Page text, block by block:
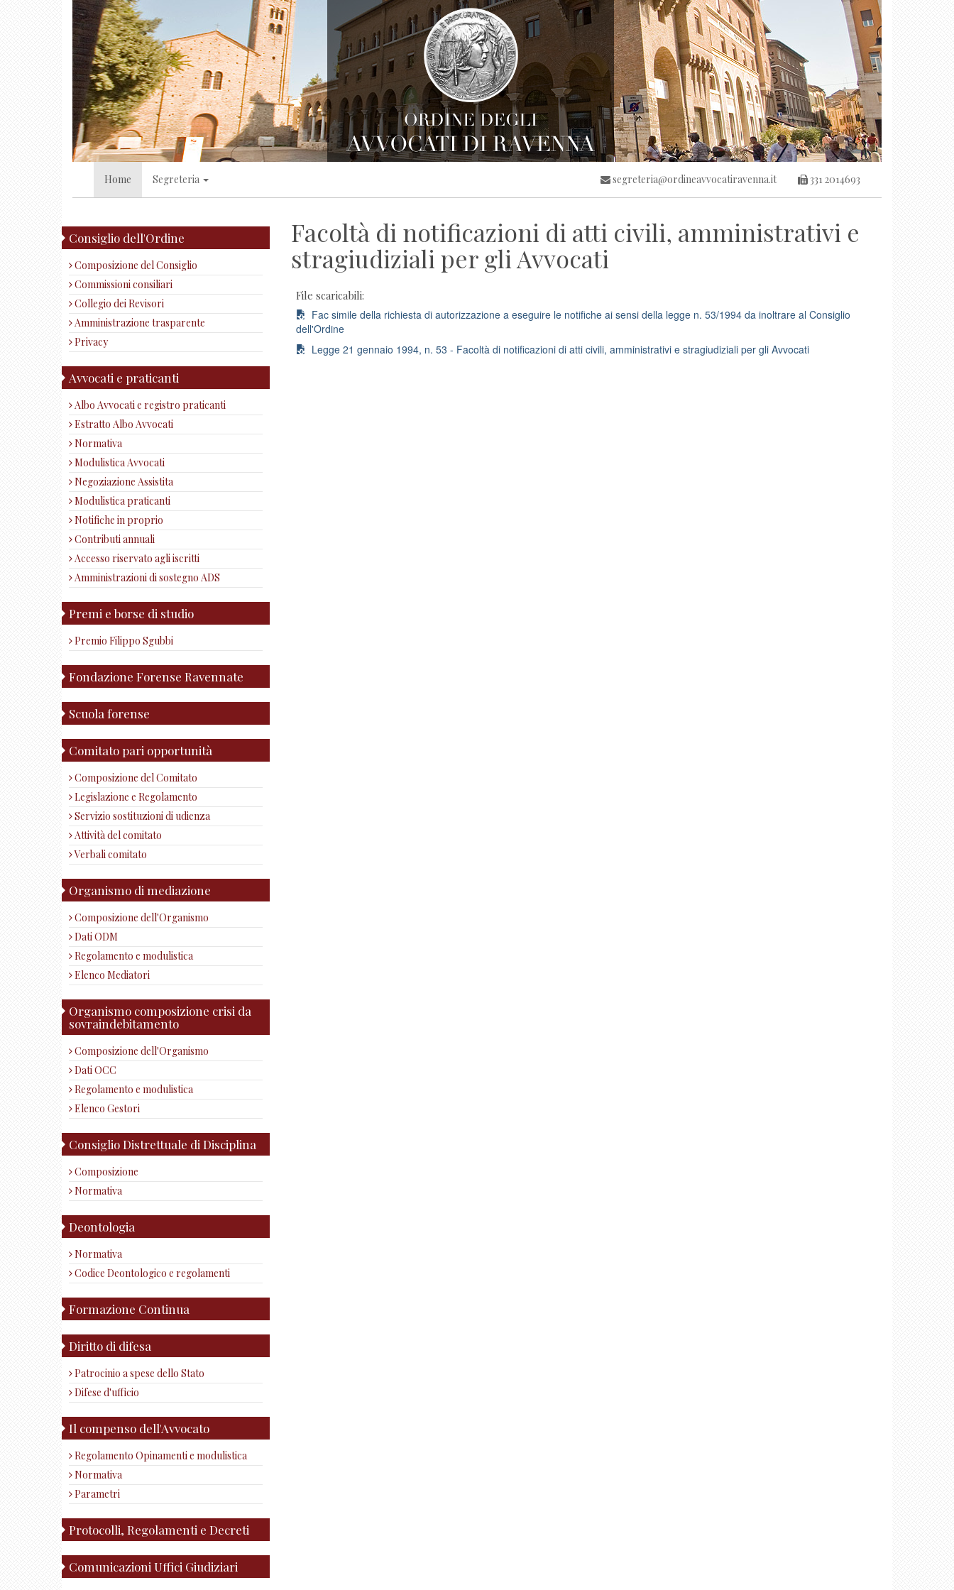
Home Segreteria segreteria@ordineavvocatiravenna.it 331 2014693
Consiglio dell'Ordine
Composizione del Consiglio
Commissioni consiliari
Collegio dei Revisori
Amministrazione trasparente
Privacy
Avvocati e praticanti
Albo Avvocati e registro praticanti
Estratto Albo Avvocati
Normativa
Modulistica Avvocati
Negoziazione Assistita
Modulistica praticanti
Notifiche in proprio
Contributi annuali
Accesso riservato agli iscritti
Amministrazioni di sostegno ADS
Premi e borse di studio
Premio Filippo Sgubbi
Fondazione Forense Ravennate
Scuola forense
Comitato pari opportunità
Composizione del Comitato
Legislazione e Regolamento
Servizio sostituzioni di udienza
Attività del comitato
Verbali comitato
Organismo di mediazione
Composizione dell'Organismo
Dati ODM
Regolamento e modulistica
Elenco Mediatori
Organismo composizione crisi da
sovraindebitamento
Composizione dell'Organismo
Dati OCC
Regolamento e modulistica
Elenco Gestori
Consiglio Distrettuale di Disciplina
Composizione
Normativa
Deontologia
Normativa
Codice Deontologico e regolamenti
Formazione Continua
Diritto di difesa
Patrocinio a spese dello Stato
Difese d'ufficio
Il compenso dell'Avvocato
Regolamento Opinamenti e modulistica
Normativa
Parametri
Protocolli, Regolamenti e Decreti
Comunicazioni Uffici Giudiziari
Facoltà di notificazioni di atti civili, amministrativi e
stragiudiziali per gli Avvocati
File scaricabili:
Fac simile della richiesta di autorizzazione a eseguire le notifiche ai sensi della legge n. 53/1994 da inoltrare al Consiglio
dell'Ordine
Legge 21 gennaio 1994, n. 53 - Facoltà di notificazioni di atti civili, amministrativi e stragiudiziali per gli Avvocati